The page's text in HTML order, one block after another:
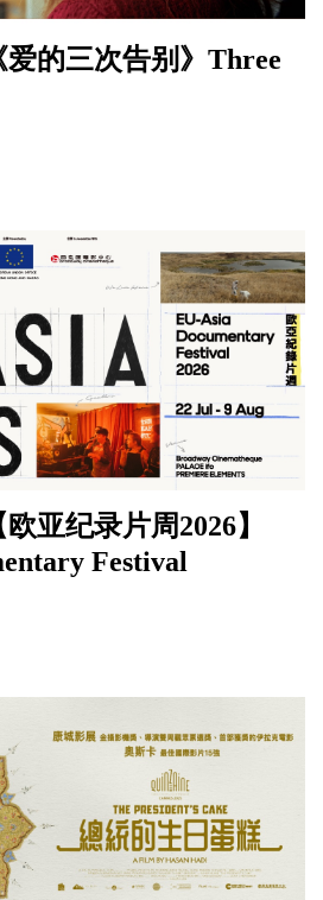
的三次告别》Three
亚纪录片周2026】
Festival